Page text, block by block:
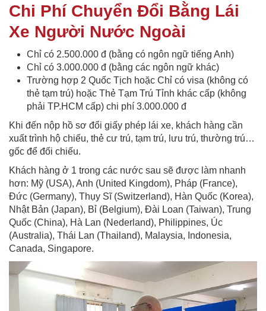
Chi Phí Chuyển Đổi Bằng Lái
Xe Người Nước Ngoài
Chỉ có 2.500.000 đ (bằng có ngôn ngữ tiếng Anh)
Chỉ có 3.000.000 đ (bằng các ngôn ngữ khác)
Trường hợp 2 Quốc Tịch hoặc Chỉ có visa (không có
thẻ tạm trú) hoặc Thẻ Tạm Trú Tỉnh khác cấp (không
phải TP.HCM cấp) chi phí 3.000.000 đ
Khi đến nộp hồ sơ đổi giấy phép lái xe, khách hàng cần
xuất trình hộ chiếu, thẻ cư trú, tạm trú, lưu trú, thường trú…
gốc để đối chiếu.
Khách hàng ở 1 trong các nước sau sẽ được làm nhanh
hơn: Mỹ (USA), Anh (United Kingdom), Pháp (France),
Đức (Germany), Thụy Sĩ (Switzerland), Hàn Quốc (Korea),
Nhật Bản (Japan), Bỉ (Belgium), Đài Loan (Taiwan), Trung
Quốc (China), Hà Lan (Nederland), Philippines, Úc
(Australia), Thái Lan (Thailand), Malaysia, Indonesia,
Canada, Singapore.